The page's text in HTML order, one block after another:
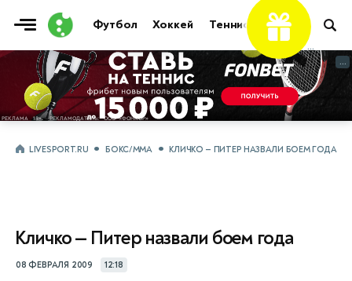
Футбол Хоккей Теннис Бои Прочие
...
...
LIVESPORT.RU БОКС/ММА КЛИЧКО — ПИТЕР НАЗВАЛИ БОЕМ ГОДА
Кличко — Питер назвали боем года
08 ФЕВРАЛЯ 2009 12:18